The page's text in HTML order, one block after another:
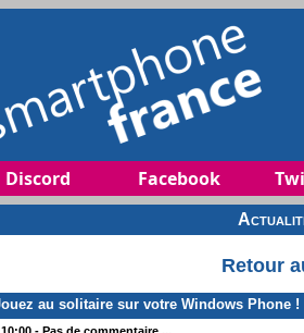
Discord Facebook
Retour
au solitaire sur votre Windows Phone !